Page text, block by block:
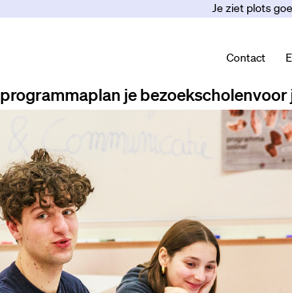
Je ziet plots
Contact
programmaplan je bezoekscholenvoor